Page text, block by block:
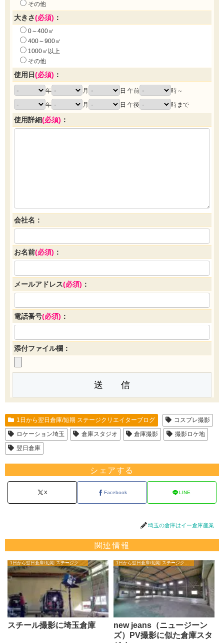
その他
大きさ(必須) ：
0～400㎡
400～900㎡
1000㎡以上
その他
使用日(必須) ：
年 月 日 午前
時～
年
月 日 午後 時まで
使用詳細(必須) ：
会社名：
お名前(必須) ：
メールアドレス(必須) ：
電話番号(必須) ：
添付ファイル欄：
1日から翌日倉庫/短期 ステージクリエイターブログ
コスプレ撮影
ロケーション埼玉
倉庫スタジオ 倉庫撮影
撮影ロケ地
翌日倉庫
シェアする
X Facebook LINE
埼玉の倉庫はイー倉庫産業
関連情報
1日から翌日倉庫/短期 ステージクリエイターブログ
スチール撮影に埼玉倉庫
1日から翌日倉庫/短期 ステージクリエイターブログ
new jeans（ニュージーン
ズ）PV撮影に似た倉庫スタ